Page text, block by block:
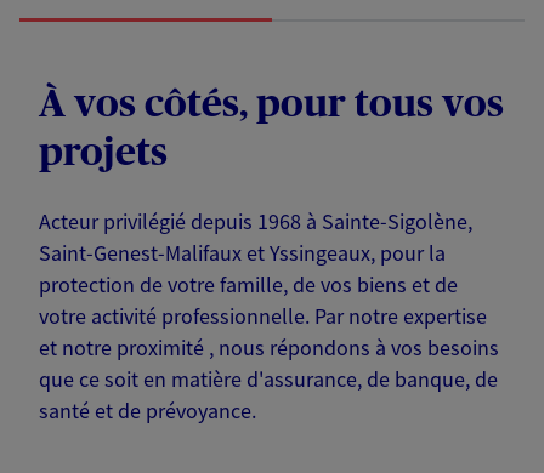
À vos côtés, pour tous vos
projets
Acteur privilégié depuis 1968 à Sainte-Sigolène,
Saint-Genest-Malifaux et Yssingeaux, pour la
protection de votre famille, de vos biens et de
votre activité professionnelle. Par notre expertise
et notre proximité , nous répondons à vos besoins
que ce soit en matière d'assurance, de banque, de
santé et de prévoyance.